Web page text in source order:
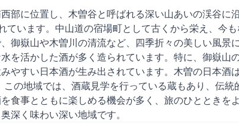
部に位置し、木曽谷と呼ばれる深い山あいの渓谷
ています。中山道の宿場町として古くから栄え、今
御嶽山や木曽川の清流など、四季折々の美しい風景
を活かした酒が多く造られています。特に、御嶽
やすい日本酒が生み出されています。木曽の日本
この地域では、酒蔵見学を行っている蔵もあり、伝
食事とともに楽しめる機会が多く、旅のひととき
深く味わい深い地域です。